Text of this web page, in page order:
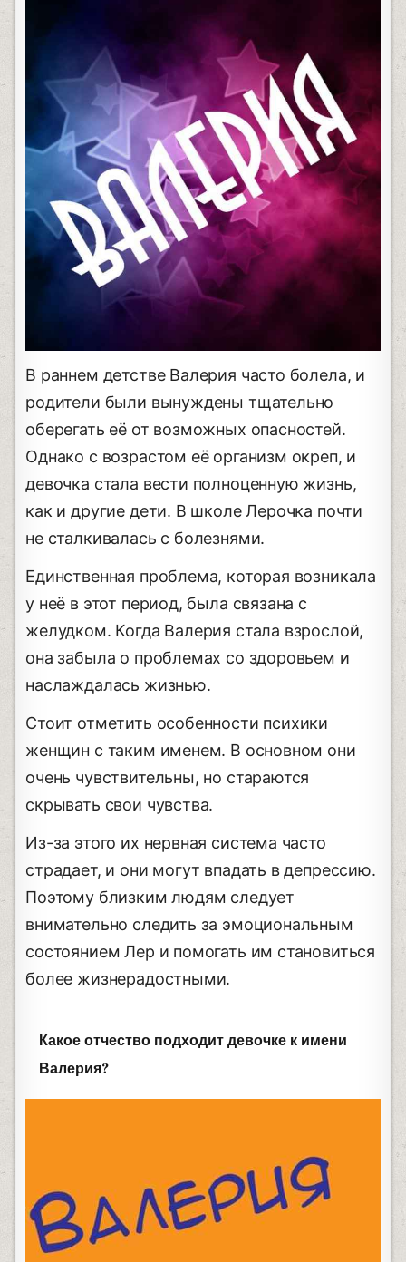
В раннем детстве Валерия часто болела, и
родители были вынуждены тщательно
оберегать её от возможных опасностей.
Однако с возрастом её организм окреп, и
девочка стала вести полноценную жизнь,
как и другие дети. В школе Лерочка почти
не сталкивалась с болезнями.
Единственная проблема, которая возникала
у неё в этот период, была связана с
желудком. Когда Валерия стала взрослой,
она забыла о проблемах со здоровьем и
наслаждалась жизнью.
Стоит отметить особенности психики
женщин с таким именем. В основном они
очень чувствительны, но стараются
скрывать свои чувства.
Из-за этого их нервная система часто
страдает, и они могут впадать в депрессию.
Поэтому близким людям следует
внимательно следить за эмоциональным
состоянием Лер и помогать им становиться
более жизнерадостными.
Какое отчество подходит девочке к имени
Валерия?